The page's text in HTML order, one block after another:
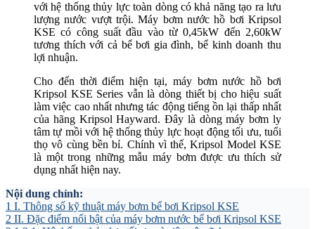
với hệ thống thủy lực toàn dòng có khả năng tạo ra lưu
lượng nước vượt trội. Máy bơm nước hồ bơi Kripsol
KSE có công suất đầu vào từ 0,45kW đến 2,60kW
tương thích với cả bể bơi gia đình, bể kinh doanh thu
lợi nhuận.
Cho đến thời điểm hiện tại, máy bơm nước hồ bơi
Kripsol KSE Series vẫn là dòng thiết bị cho hiệu suất
làm việc cao nhất nhưng tác động tiếng ồn lại thấp nhất
của hãng Kripsol Hayward. Đây là dòng máy bơm ly
tâm tự mồi với hệ thống thủy lực hoạt động tối ưu, tuổi
thọ vô cùng bền bỉ. Chính vì thế, Kripsol Model KSE
là một trong những mẫu máy bơm được ưu thích sử
dụng nhất hiện nay.
Nội dung chính:
1 I. Thông số kỹ thuật máy bơm bể bơi Kripsol KSE
2 II. Đặc điểm nổi bật của máy bơm nước bể bơi Kripsol KSE